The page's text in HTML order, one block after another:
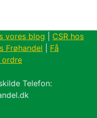
vores blog
CSR hos
Frøhandel
Få
ordre
Telefon: